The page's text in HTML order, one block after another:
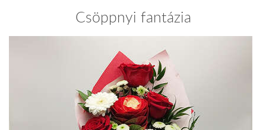
Csöppnyi fantázia